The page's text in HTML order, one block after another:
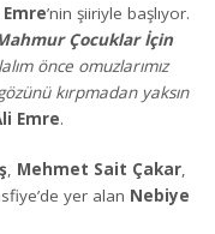
Emre’nin şiiriyle başlıyor.
Çocuklar İçin
önce omuzlarımız
kırpmadan yaksın
Emre.
, Mehmet Sait Çakar,
yer alan Nebiye